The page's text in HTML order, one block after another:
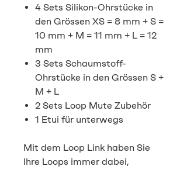
4 Sets Silikon-Ohrstücke in
den Grössen XS = 8 mm + S =
10 mm + M = 11 mm + L = 12
mm
3 Sets Schaumstoff-
Ohrstücke in den Grössen S +
M + L
2 Sets Loop Mute Zubehör
1 Etui für unterwegs
Mit dem Loop Link haben Sie
Ihre Loops immer dabei,